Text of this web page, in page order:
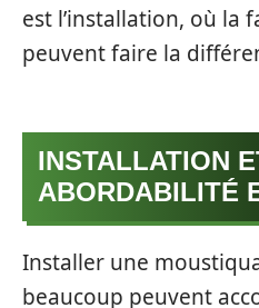
est l’installation, où la
peuvent faire la
INSTALLATION
ABORDABILITÉ
Installer une
beaucoup peuvent